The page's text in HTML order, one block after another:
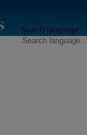
Search language